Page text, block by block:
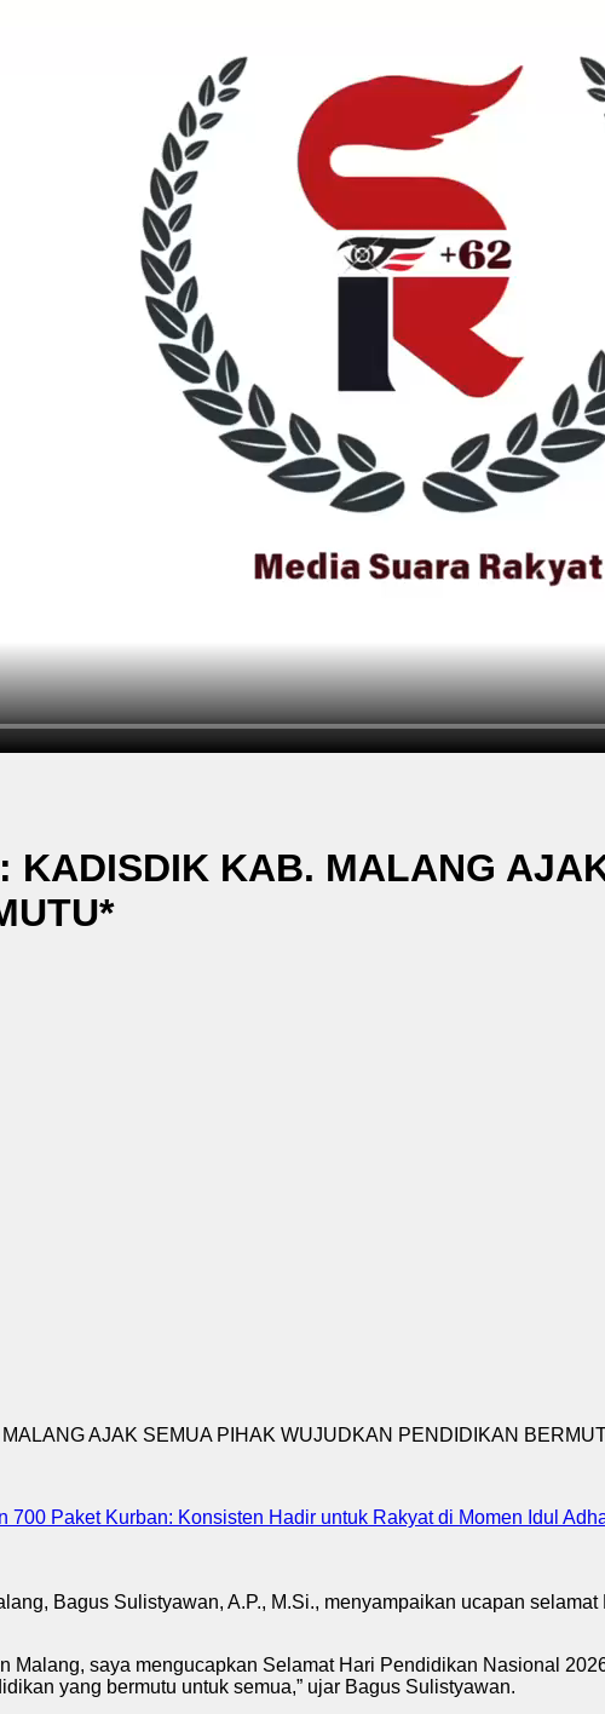
KADISDIK KAB. MALANG
700 Paket Kurban: Konsisten Hadir untuk Rakyat di Momen Idul
Bagus Sulistyawan, A.P., M.Si., menyampaikan ucapan
Malang, saya mengucapkan Selamat Hari Pendidikan Nasional
yang bermutu untuk semua,” ujar Bagus Sulistyawan.